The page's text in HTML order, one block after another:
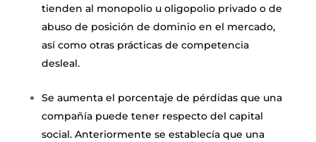
tienden al monopolio u oligopolio privado o de
abuso de posición de dominio en el mercado,
así como otras prácticas de competencia
desleal.
Se aumenta el porcentaje de pérdidas que una
compañía puede tener respecto del capital
social. Anteriormente se establecía que una